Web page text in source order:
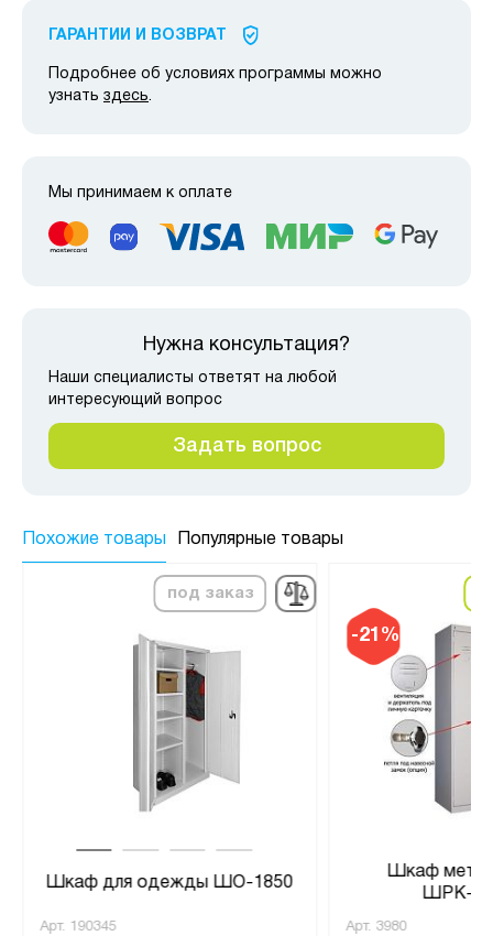
ГАРАНТИИ И ВОЗВРАТ
Подробнее об условиях программы можно
узнать здесь.
Мы принимаем к оплате
Нужна консультация?
Наши специалисты ответят на любой
интересующий вопрос
Задать вопрос
Похожие товары Популярные товары
под заказ
Шкаф для одежды ШО-1850
Арт. 190345
-21%
Шкаф
ШРК-
Арт. 3980